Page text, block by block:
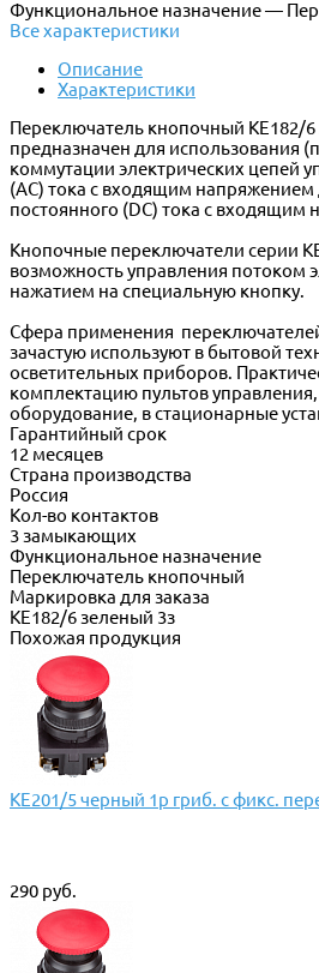
Функциональное назначение —
Все характеристики
Описание
Характеристики
Переключатель кнопочный КЕ182/6
предназначен для использования
коммутации электрических цепей
(АС) тока с входящим напряжением
постоянного (DC) тока с входящим
Кнопочные переключатели серии
возможность управления потоком
нажатием на специальную кнопку.
Сфера применения
зачастую используют в бытовой
осветительных приборов.
комплектацию пультов
оборудование, в стационарные
Гарантийный срок
12 месяцев
Страна производства
Россия
Кол-во контактов
3 замыкающих
Функциональное назначение
Переключатель кнопочный
Маркировка для заказа
КЕ182/6 зеленый 3з
Похожая продукция
КЕ201/5 черный 1р гриб. с фикс.
290 руб.